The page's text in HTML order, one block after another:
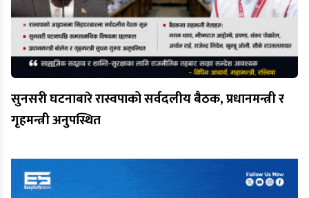
सुनसरी घटनाबारे रास्वपाको सर्वदलीय बैठक, प्रधानमन्त्री र
गृहमन्त्री अनुपस्थित